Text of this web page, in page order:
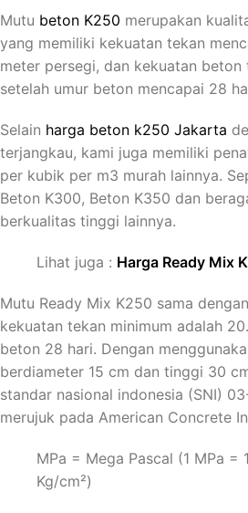
Mutu beton K250 merupakan
yang memiliki kekuatan tekan
meter persegi, dan kekuatan
setelah umur beton mencapai 28
Selain harga beton k250 Jakarta
terjangkau, kami juga memiliki
per kubik per m3 murah lainnya.
Beton K300, Beton K350 dan
berkualitas tinggi lainnya.
Lihat juga : Harga Ready Mix
Mutu Ready Mix K250 sama
kekuatan tekan minimum adalah
beton 28 hari. Dengan
berdiameter 15 cm dan tinggi 30
standar nasional indonesia (SNI)
merujuk pada American Concrete
MPa = Mega Pascal (1 MPa =
Kg/cm²)